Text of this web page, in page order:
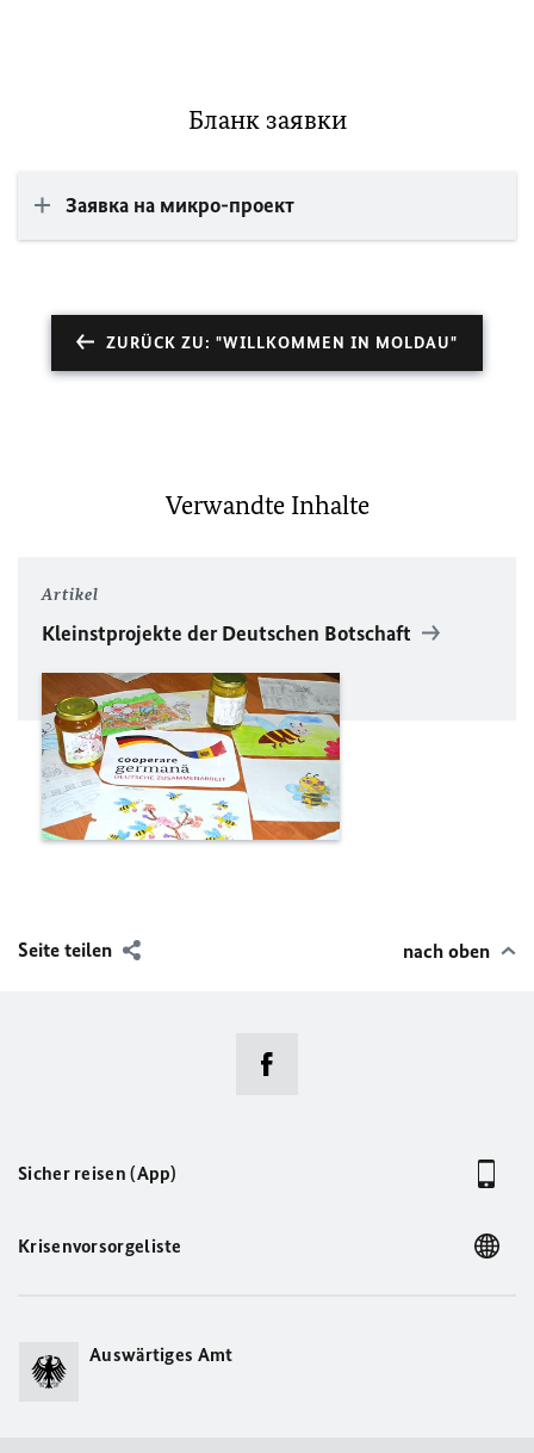
Бланк заявки
Заявка на микро-проект
ZURÜCK ZU: "WILLKOMMEN IN MOLDAU"
Verwandte Inhalte
Artikel
Kleinstprojekte der Deutschen Botschaft
Seite teilen nach oben
Sicher reisen (App)
Krisenvorsorgeliste
Auswärtiges Amt